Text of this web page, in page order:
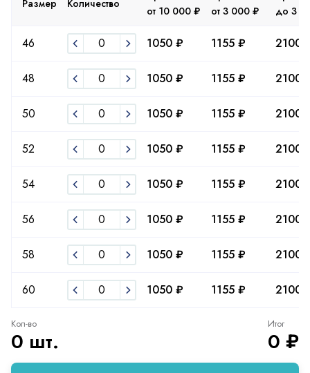
Размер Количество
от 10 000 ₽
от 3 000 ₽
до 3
46 1050 ₽ 1155 ₽ 2100
48 1050 ₽ 1155 ₽ 2100
50 1050 ₽ 1155 ₽ 2100
52 1050 ₽ 1155 ₽ 2100
54 1050 ₽ 1155 ₽ 2100
56 1050 ₽ 1155 ₽ 2100
58 1050 ₽ 1155 ₽ 2100
60 1050 ₽ 1155 ₽ 2100
Кол-во
0 шт.
Итог
0 ₽